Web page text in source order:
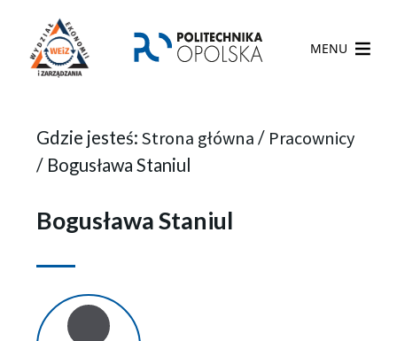
MENU
Gdzie jesteś: Strona główna / Pracownicy
/ Bogusława Staniul
Bogusława Staniul